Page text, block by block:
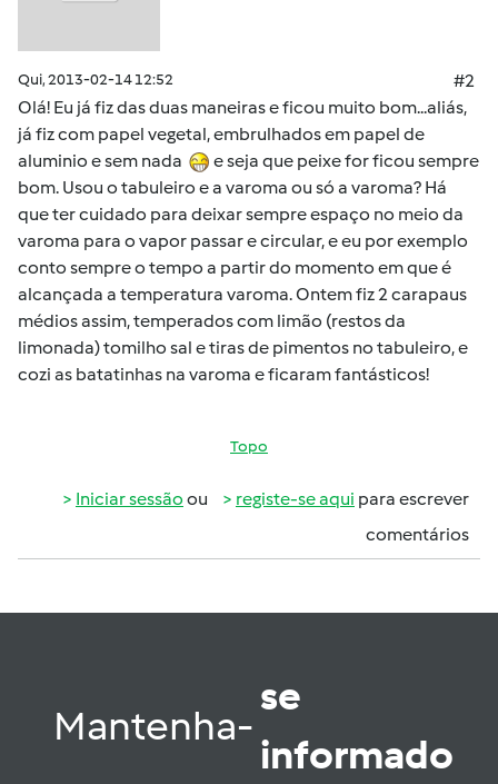
Qui, 2013-02-14 12:52
#2
Olá! Eu já fiz das duas maneiras e ficou muito bom...aliás,
já fiz com papel vegetal, embrulhados em papel de
aluminio e sem nada
e seja que peixe for ficou sempre
bom. Usou o tabuleiro e a varoma ou só a varoma? Há
que ter cuidado para deixar sempre espaço no meio da
varoma para o vapor passar e circular, e eu por exemplo
conto sempre o tempo a partir do momento em que é
alcançada a temperatura varoma. Ontem fiz 2 carapaus
médios assim, temperados com limão (restos da
limonada) tomilho sal e tiras de pimentos no tabuleiro, e
cozi as batatinhas na varoma e ficaram fantásticos!
Topo
Iniciar sessão ou registe-se aqui para escrever
comentários
Mantenha-
se
informado